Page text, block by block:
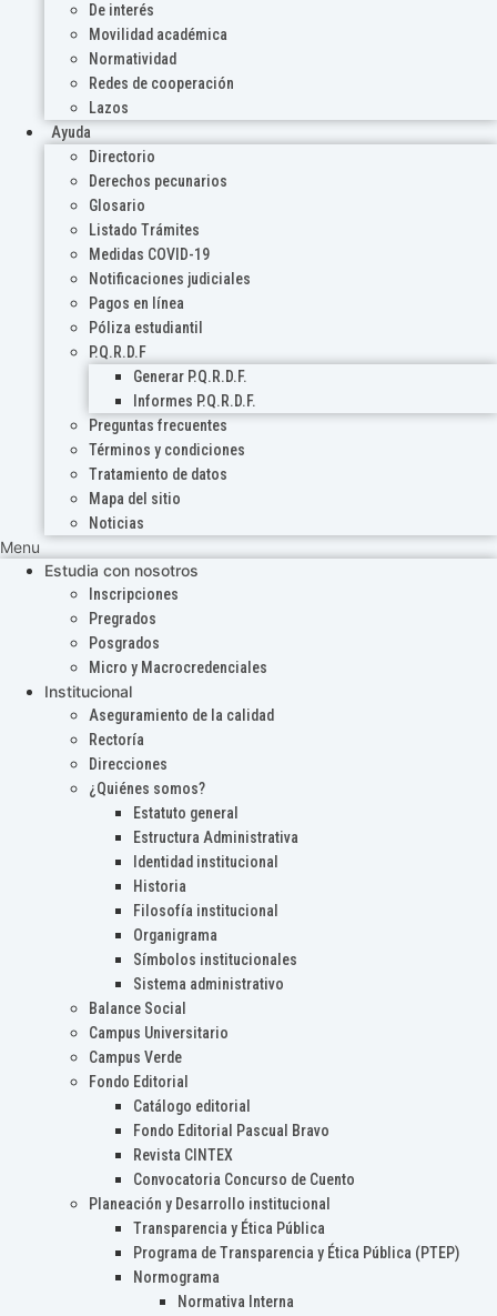
De interés
Movilidad académica
Normatividad
Redes de cooperación
Lazos
Ayuda
Directorio
Derechos pecunarios
Glosario
Listado Trámites
Medidas COVID-19
Notificaciones judiciales
Pagos en línea
Póliza estudiantil
P.Q.R.D.F
Generar P.Q.R.D.F.
Informes P.Q.R.D.F.
Preguntas frecuentes
Términos y condiciones
Tratamiento de datos
Mapa del sitio
Noticias
Menu
Estudia con nosotros
Inscripciones
Pregrados
Posgrados
Micro y Macrocredenciales
Institucional
Aseguramiento de la calidad
Rectoría
Direcciones
¿Quiénes somos?
Estatuto general
Estructura Administrativa
Identidad institucional
Historia
Filosofía institucional
Organigrama
Símbolos institucionales
Sistema administrativo
Balance Social
Campus Universitario
Campus Verde
Fondo Editorial
Catálogo editorial
Fondo Editorial Pascual Bravo
Revista CINTEX
Convocatoria Concurso de Cuento
Planeación y Desarrollo institucional
Transparencia y Ética Pública
Programa de Transparencia y Ética Pública (PTEP)
Normograma
Normativa Interna